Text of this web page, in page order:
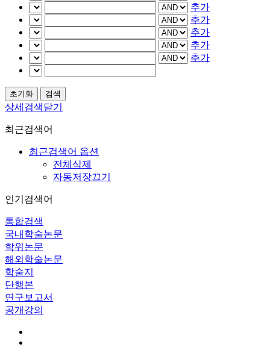
추가
추가
추가
추가
추가
상세검색닫기
최근검색어
최근검색어 옵션
전체삭제
자동저장끄기
인기검색어
통합검색
국내학술논문
학위논문
해외학술논문
학술지
단행본
연구보고서
공개강의